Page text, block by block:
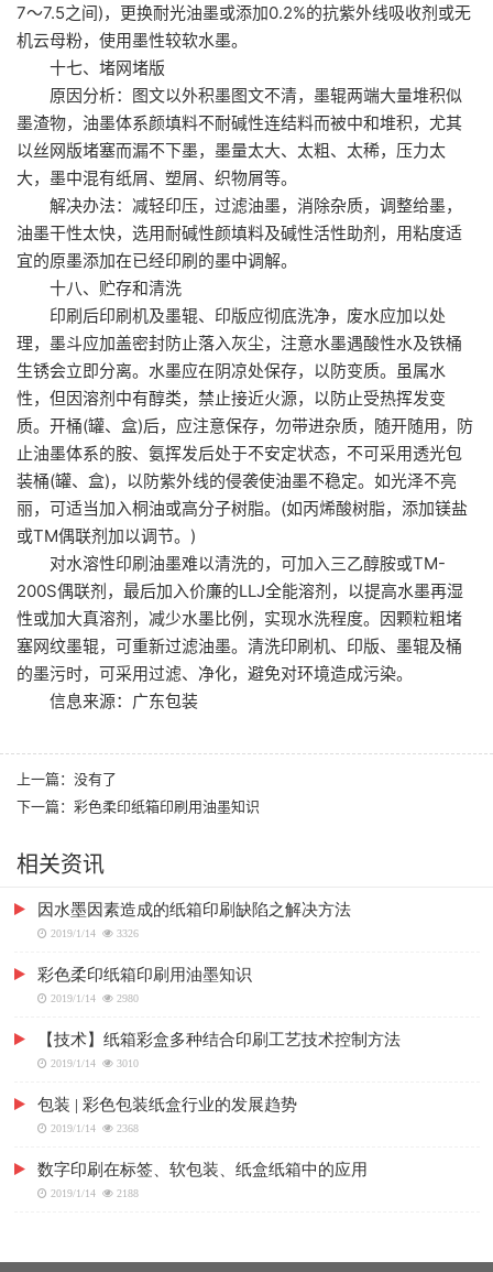
7～7.5之间)，更换耐光油墨或添加0.2%的抗紫外线吸收剂或无
机云母粉，使用墨性较软水墨。
十七、堵网堵版
原因分析：图文以外积墨图文不清，墨辊两端大量堆积似
墨渣物，油墨体系颜填料不耐碱性连结料而被中和堆积，尤其
以丝网版堵塞而漏不下墨，墨量太大、太粗、太稀，压力太
大，墨中混有纸屑、塑屑、织物屑等。
解决办法：减轻印压，过滤油墨，消除杂质，调整给墨，
油墨干性太快，选用耐碱性颜填料及碱性活性助剂，用粘度适
宜的原墨添加在已经印刷的墨中调解。
十八、贮存和清洗
印刷后印刷机及墨辊、印版应彻底洗净，废水应加以处
理，墨斗应加盖密封防止落入灰尘，注意水墨遇酸性水及铁桶
生锈会立即分离。水墨应在阴凉处保存，以防变质。虽属水
性，但因溶剂中有醇类，禁止接近火源，以防止受热挥发变
质。开桶(罐、盒)后，应注意保存，勿带进杂质，随开随用，防
止油墨体系的胺、氨挥发后处于不安定状态，不可采用透光包
装桶(罐、盒)，以防紫外线的侵袭使油墨不稳定。如光泽不亮
丽，可适当加入桐油或高分子树脂。(如丙烯酸树脂，添加镁盐
或TM偶联剂加以调节。)
对水溶性印刷油墨难以清洗的，可加入三乙醇胺或TM-
200S偶联剂，最后加入价廉的LLJ全能溶剂，以提高水墨再湿
性或加大真溶剂，减少水墨比例，实现水洗程度。因颗粒粗堵
塞网纹墨辊，可重新过滤油墨。清洗印刷机、印版、墨辊及桶
的墨污时，可采用过滤、净化，避免对环境造成污染。
信息来源：广东包装
上一篇： 没有了
下一篇： 彩色柔印纸箱印刷用油墨知识
相关资讯
因水墨因素造成的纸箱印刷缺陷之解决方法
2019/1/14 3326
彩色柔印纸箱印刷用油墨知识
2019/1/14 2980
【技术】纸箱彩盒多种结合印刷工艺技术控制方法
2019/1/14 3010
包装 | 彩色包装纸盒行业的发展趋势
2019/1/14 2368
数字印刷在标签、软包装、纸盒纸箱中的应用
2019/1/14 2188